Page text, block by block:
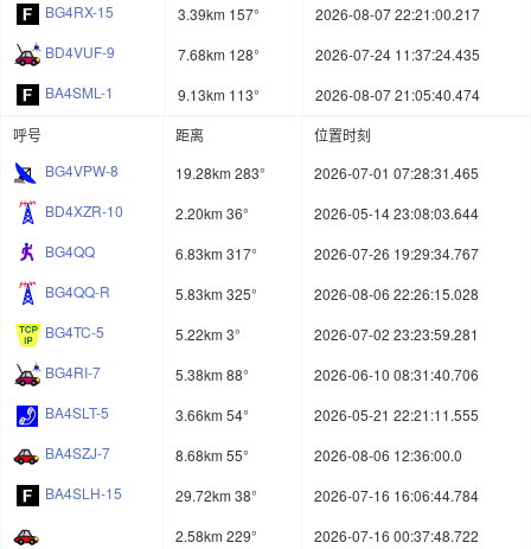
BG4RX-15
3.39km 157°
2026-08-07 22:21:00.217
BD4VUF-9
7.68km 128°
2026-07-24 11:37:24.435
BA4SML-1
9.13km 113°
2026-08-07 21:05:40.474
呼号
距离
位置时刻
BG4VPW-8
19.28km 283°
2026-07-01 07:28:31.465
BD4XZR-10
2.20km 36°
2026-05-14 23:08:03.644
BG4QQ
6.83km 317°
2026-07-26 19:29:34.767
BG4QQ-R
5.83km 325°
2026-08-06 22:26:15.028
BG4TC-5
5.22km 3°
2026-07-02 23:23:59.281
BG4RI-7
5.38km 88°
2026-06-10 08:31:40.706
BA4SLT-5
3.66km 54°
2026-05-21 22:21:11.555
BA4SZJ-7
8.68km 55°
2026-08-06 12:36:00.0
BA4SLH-15
29.72km 38°
2026-07-16 16:06:44.784
2.58km 229°
2026-07-16 00:37:48.722